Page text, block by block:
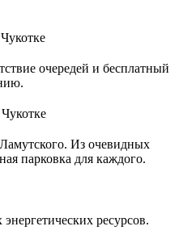
очередей и бесплатный
Из очевидных
парковка для каждого.
ресурсов.